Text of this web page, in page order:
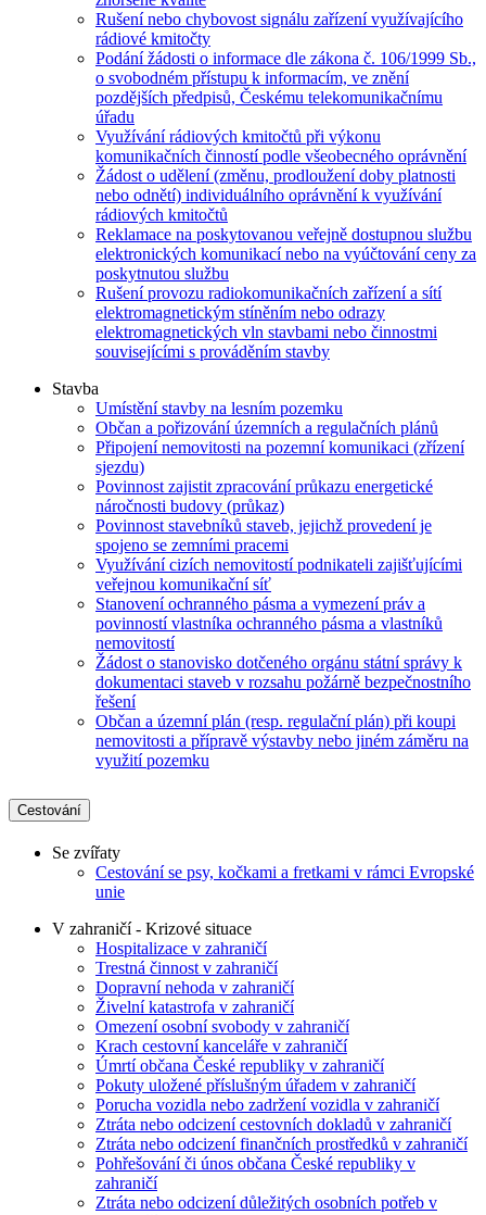
Rušení nebo chybovost signálu zařízení využívajícího
rádiové kmitočty
Podání žádosti o informace dle zákona č. 106/1999 Sb.,
o svobodném přístupu k informacím, ve znění
pozdějších předpisů, Českému telekomunikačnímu
úřadu
Využívání rádiových kmitočtů při výkonu
komunikačních činností podle všeobecného oprávnění
Žádost o udělení (změnu, prodloužení doby platnosti
nebo odnětí) individuálního oprávnění k využívání
rádiových kmitočtů
Reklamace na poskytovanou veřejně dostupnou službu
elektronických komunikací nebo na vyúčtování ceny za
poskytnutou službu
Rušení provozu radiokomunikačních zařízení a sítí
elektromagnetickým stíněním nebo odrazy
elektromagnetických vln stavbami nebo činnostmi
souvisejícími s prováděním stavby
Stavba
Umístění stavby na lesním pozemku
Občan a pořizování územních a regulačních plánů
Připojení nemovitosti na pozemní komunikaci (zřízení
sjezdu)
Povinnost zajistit zpracování průkazu energetické
náročnosti budovy (průkaz)
Povinnost stavebníků staveb, jejichž provedení je
spojeno se zemními pracemi
Využívání cizích nemovitostí podnikateli zajišťujícími
veřejnou komunikační síť
Stanovení ochranného pásma a vymezení práv a
povinností vlastníka ochranného pásma a vlastníků
nemovitostí
Žádost o stanovisko dotčeného orgánu státní správy k
dokumentaci staveb v rozsahu požárně bezpečnostního
řešení
Občan a územní plán (resp. regulační plán) při koupi
nemovitosti a přípravě výstavby nebo jiném záměru na
využití pozemku
Cestování
Se zvířaty
Cestování se psy, kočkami a fretkami v rámci Evropské
unie
V zahraničí - Krizové situace
Hospitalizace v zahraničí
Trestná činnost v zahraničí
Dopravní nehoda v zahraničí
Živelní katastrofa v zahraničí
Omezení osobní svobody v zahraničí
Krach cestovní kanceláře v zahraničí
Úmrtí občana České republiky v zahraničí
Pokuty uložené příslušným úřadem v zahraničí
Porucha vozidla nebo zadržení vozidla v zahraničí
Ztráta nebo odcizení cestovních dokladů v zahraničí
Ztráta nebo odcizení finančních prostředků v zahraničí
Pohřešování či únos občana České republiky v
zahraničí
Ztráta nebo odcizení důležitých osobních potřeb v